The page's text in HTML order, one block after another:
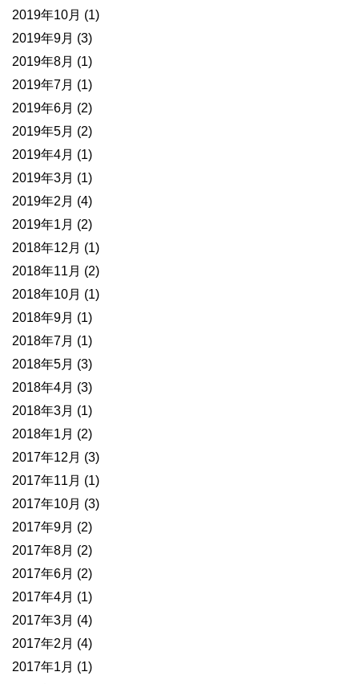
2019年10月 (1)
2019年9月 (3)
2019年8月 (1)
2019年7月 (1)
2019年6月 (2)
2019年5月 (2)
2019年4月 (1)
2019年3月 (1)
2019年2月 (4)
2019年1月 (2)
2018年12月 (1)
2018年11月 (2)
2018年10月 (1)
2018年9月 (1)
2018年7月 (1)
2018年5月 (3)
2018年4月 (3)
2018年3月 (1)
2018年1月 (2)
2017年12月 (3)
2017年11月 (1)
2017年10月 (3)
2017年9月 (2)
2017年8月 (2)
2017年6月 (2)
2017年4月 (1)
2017年3月 (4)
2017年2月 (4)
2017年1月 (1)